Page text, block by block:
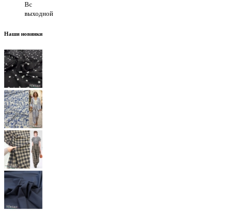
Вс
выходной
Наши новинки